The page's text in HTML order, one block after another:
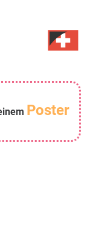
Poster